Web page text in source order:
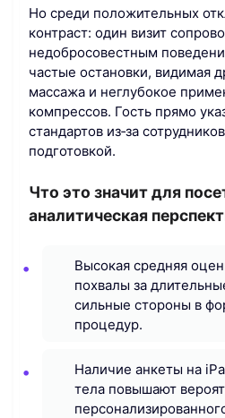
Но среди положительных
контраст: один визит
недобросовестным
частые остановки, видимая
массажа и неглубокое
компрессов. Гость прямо
стандартов из‑за
подготовкой.
Что это значит для
аналитическая
Высокая средняя
похвалы за
сильные стороны в
процедур.
Наличие анкеты на
тела повышают